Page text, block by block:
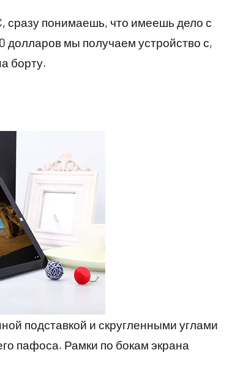
сразу понимаешь, что имеешь дело с
мы получаем устройство с,
борту.
подставкой и скругленными углами
пафоса. Рамки по бокам экрана